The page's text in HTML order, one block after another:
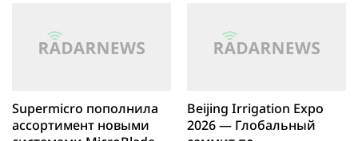
Supermicro пополнила
ассортимент новыми
Beijing Irrigation Expo
2026 — Глобальный